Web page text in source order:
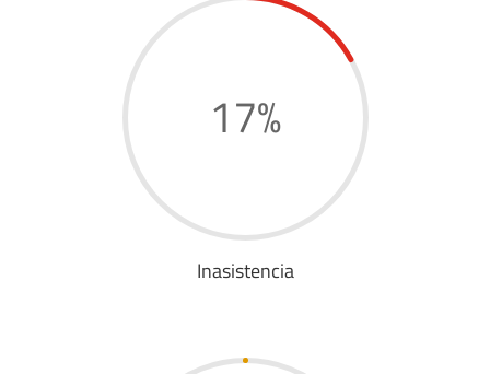
17%
Inasistencia